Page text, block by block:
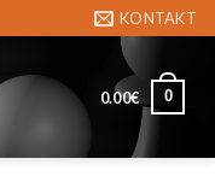
KONTAKT
0.00€ 0